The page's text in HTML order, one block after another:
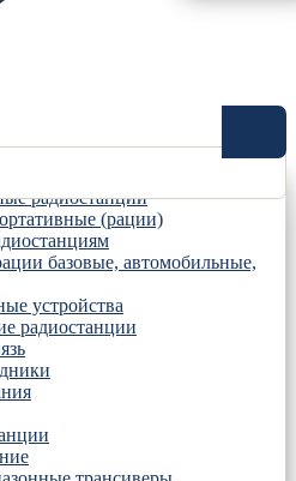
радиостанции
(рации)
базовые, автомобильные,
устройства
радиостанции